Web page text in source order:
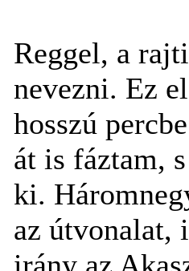
Reggel, a
nevezni. Ez
hosszú
át is fáztam,
ki.
az útvonalat,